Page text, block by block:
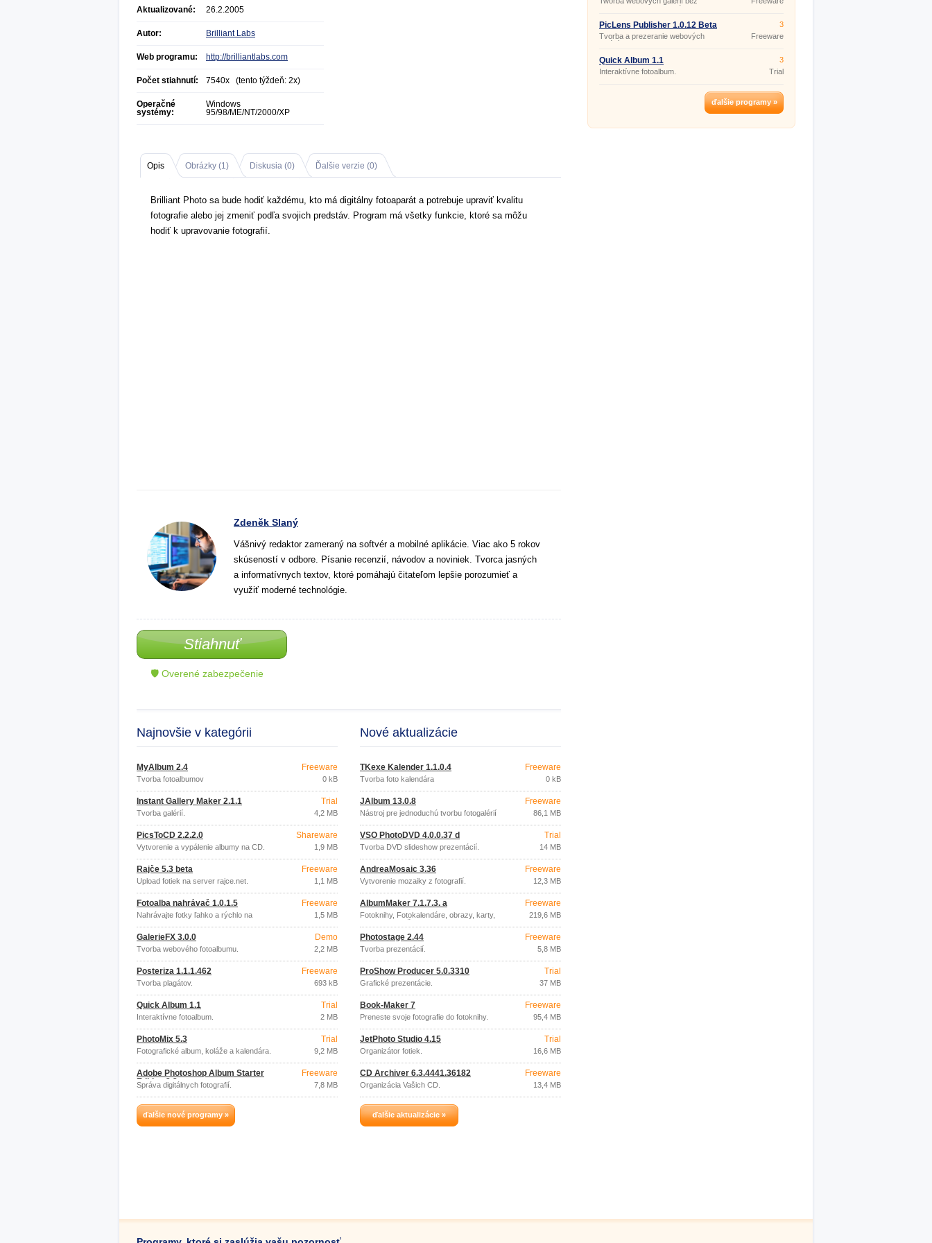
Aktualizované: 26.2.2005
Autor: Brilliant Labs
Web programu: http://brilliantlabs.com
Počet stiahnutí: 7540x (tento týždeň: 2x)
Operačné
systémy:
Windows
95/98/ME/NT/2000/XP
Opis Obrázky (1) Diskusia (0) Ďalšie verzie (0)
Brilliant Photo sa bude hodiť každému, kto má digitálny fotoaparát a potrebuje upraviť kvalitu
fotografie alebo jej zmeniť podľa svojich predstáv. Program má všetky funkcie, ktoré sa môžu
hodiť k upravovanie fotografií.
Zdeněk Slaný
Vášnivý redaktor zameraný na softvér a mobilné aplikácie. Viac ako 5 rokov
skúseností v odbore. Písanie recenzií, návodov a noviniek. Tvorca jasných
a informatívnych textov, ktoré pomáhajú čitateľom lepšie porozumieť a
využiť moderné technológie.
Stiahnuť
🛡 Overené zabezpečenie
Najnovšie v kategórii
MyAlbum 2.4
Tvorba fotoalbumov
Freeware
0 kB
Instant Gallery Maker 2.1.1
Tvorba galérií.
Trial
4,2 MB
PicsToCD 2.2.2.0
Vytvorenie a vypálenie albumy na CD.
Shareware
1,9 MB
Rajče 5.3 beta
Upload fotiek na server rajce.net.
Freeware
1,1 MB
Fotoalba nahrávač 1.0.1.5
Nahrávajte fotky ľahko a rýchlo na
Freeware
1,5 MB
GalerieFX 3.0.0
Tvorba webového fotoalbumu.
Demo
2,2 MB
Posteriza 1.1.1.462
Tvorba plagátov.
Freeware
693 kB
Quick Album 1.1
Interaktívne fotoalbum.
Trial
2 MB
PhotoMix 5.3
Fotografické album, koláže a kalendára.
Trial
9,2 MB
Adobe Photoshop Album Starter
Edition 3.2
Správa digitálnych fotografií.
Freeware
7,8 MB
ďalšie nové programy »
Nové aktualizácie
TKexe Kalender 1.1.0.4
Tvorba foto kalendára
Freeware
0 kB
JAlbum 13.0.8
Nástroj pre jednoduchú tvorbu fotogalérií
Freeware
86,1 MB
VSO PhotoDVD 4.0.0.37 d
Tvorba DVD slideshow prezentácií.
Trial
14 MB
AndreaMosaic 3.36
Vytvorenie mozaiky z fotografií.
Freeware
12,3 MB
AlbumMaker 7.1.7.3. a
Fotoknihy, Fotokalendáre, obrazy, karty,
PEXESO z Vašich fotiek.
Freeware
219,6 MB
Photostage 2.44
Tvorba prezentácií.
Freeware
5,8 MB
ProShow Producer 5.0.3310
Grafické prezentácie.
Trial
37 MB
Book-Maker 7
Preneste svoje fotografie do fotoknihy.
Freeware
95,4 MB
JetPhoto Studio 4.15
Organizátor fotiek.
Trial
16,6 MB
CD Archiver 6.3.4441.36182
Organizácia Vašich CD.
Freeware
13,4 MB
ďalšie aktualizácie »
potreby znalosti HTM kódu.
PicLens Publisher 1.0.12 Beta
Tvorba a prezeranie webových
galérií.
3
Freeware
Quick Album 1.1
Interaktívne fotoalbum.
3
Trial
ďalšie programy »